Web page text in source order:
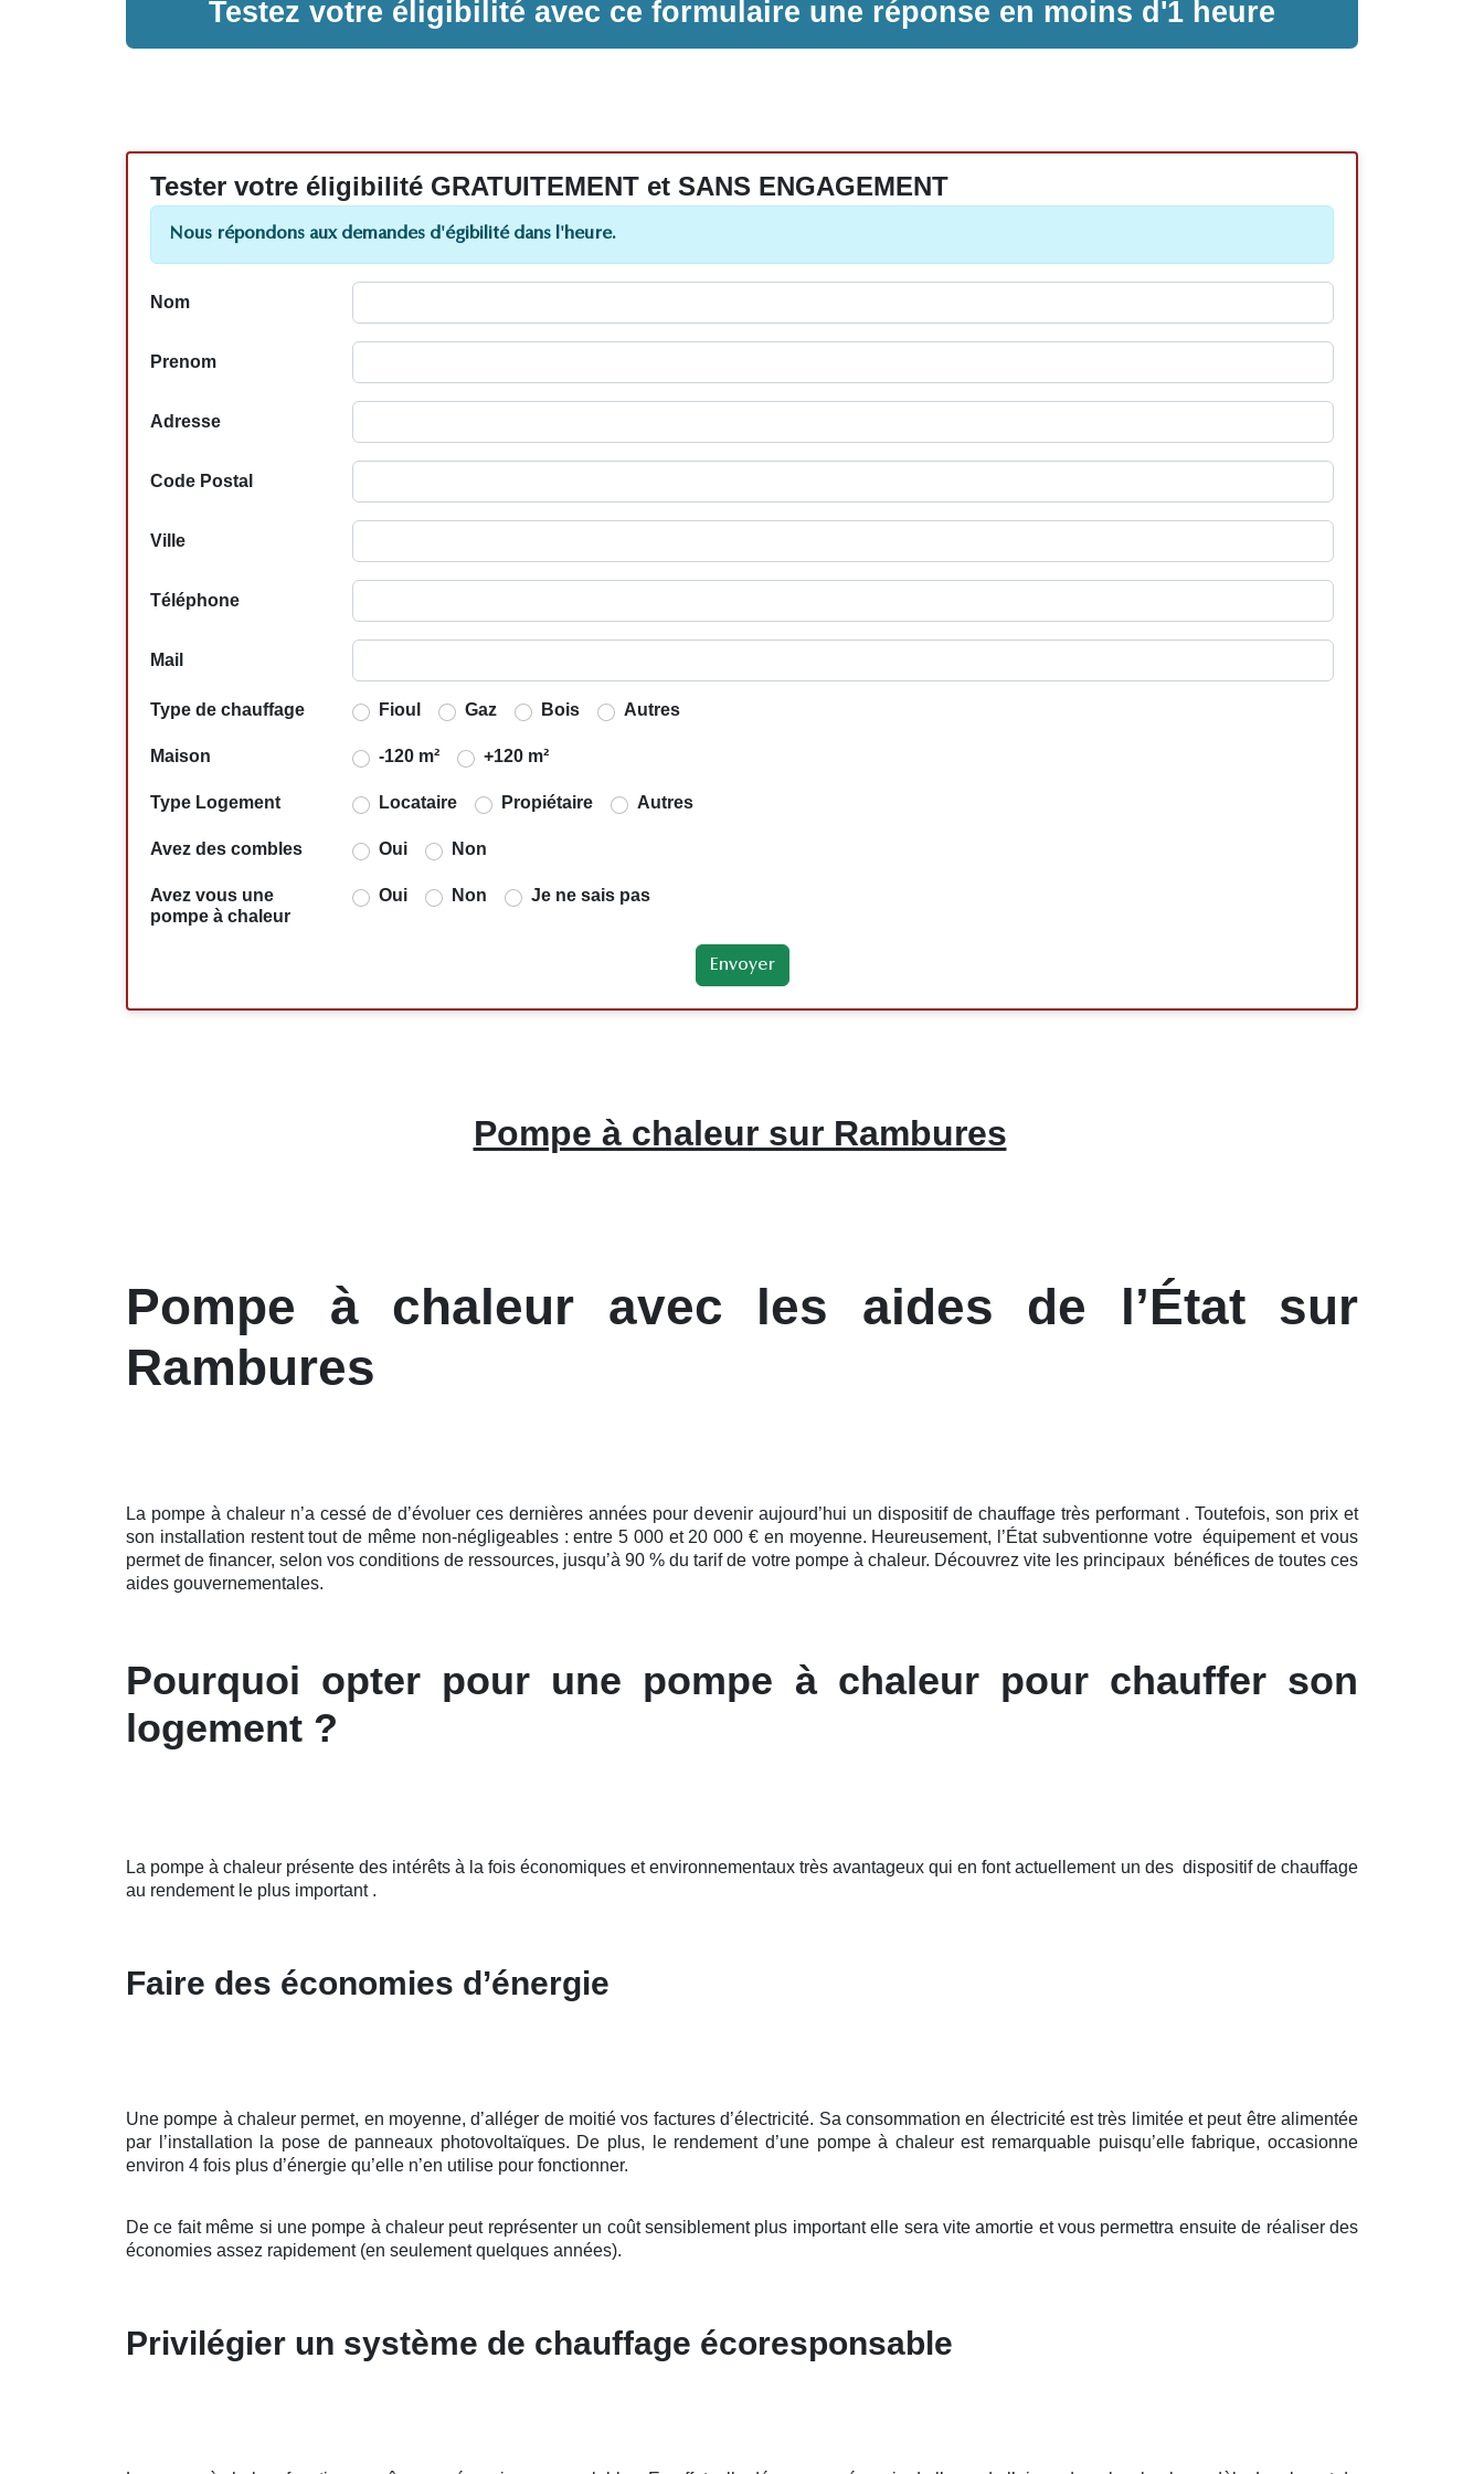
Testez votre éligibilité avec ce formulaire une réponse en moins d'1 heure
Tester votre éligibilité GRATUITEMENT et SANS ENGAGEMENT
Nous répondons aux demandes d'égibilité dans l'heure.
Nom
Prenom
Adresse
Code Postal
Ville
Téléphone
Mail
Type de chauffage Fioul Gaz Bois Autres
Maison -120 m² +120 m²
Type Logement Locataire Propiétaire Autres
Avez des combles Oui Non
Avez vous une
pompe à chaleur
Oui Non Je ne sais pas
Pompe à chaleur sur Rambures
Pompe à chaleur avec les aides de l’État sur
Rambures
La pompe à chaleur n’a cessé de d’évoluer cesdernières années pour devenir aujourd’hui un dispositif de chauffage très performant . Toutefois, son prix et
son installation restent tout de même non-négligeables : entre 5 000 et 20 000 € en moyenne. Heureusement, l’État subventionne votre équipement et vous
permet de financer, selon vos conditions de ressources, jusqu’à 90 % du tarif de votre pompe à chaleur. Découvrez vite les principaux bénéfices de toutes ces
aides gouvernementales.
Pourquoi opter pour une pompe à chaleur pour chauffer son
logement ?
La pompe à chaleur présente des intérêts à la fois économiques et environnementaux très avantageux qui en font actuellement un des dispositif de chauffage
au rendement le plus important .
Faire des économies d’énergie
Une pompe à chaleur permet, en moyenne, d’alléger de moitié vos factures d’électricité. Sa consommation en électricité est très limitée et peut être alimentée
par l’installation la pose de panneaux photovoltaïques. De plus, le rendement d’une pompe à chaleur est remarquable puisqu’elle fabrique, occasionne
environ 4 fois plus d’énergie qu’elle n’en utilise pour fonctionner.
De ce fait même si une pompe à chaleur peut représenter un coût sensiblement plus important elle sera vite amortie et vous permettra ensuite de réaliser des
économies assez rapidement (en seulement quelques années).
Privilégier un système de chauffage écoresponsable